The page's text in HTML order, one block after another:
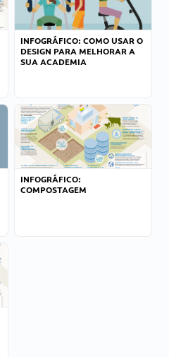
INFOGRÁFICO: COMO USAR O
DESIGN PARA MELHORAR A
SUA ACADEMIA
INFOGRÁFICO:
COMPOSTAGEM